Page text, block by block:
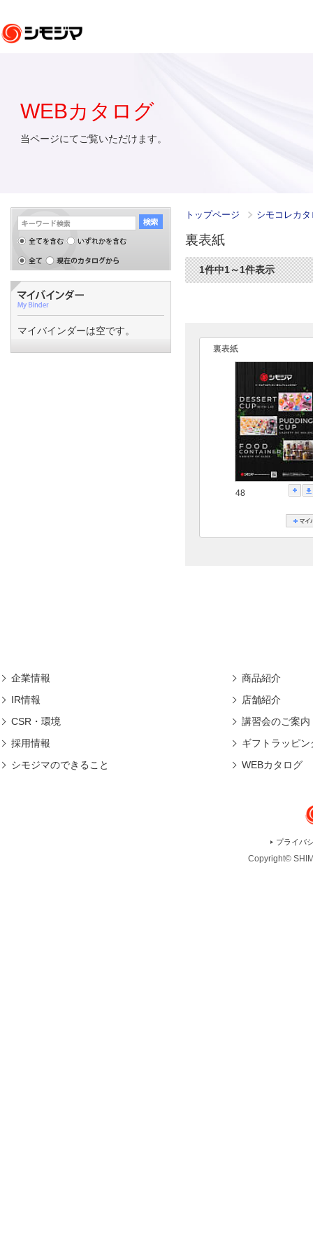
WEBカタログ
当ページにてご覧いただけます。
トップページ シモコレカ
裏表紙
1件中1～1件表示
裏表紙
48
マイバインダーは空です。
企業情報
IR情報
CSR・環境
採用情報
シモジマのできること
商品紹介
店舗紹介
講習会のご案内
ギフトラッピン
WEBカタログ
プライバ
Copyright©